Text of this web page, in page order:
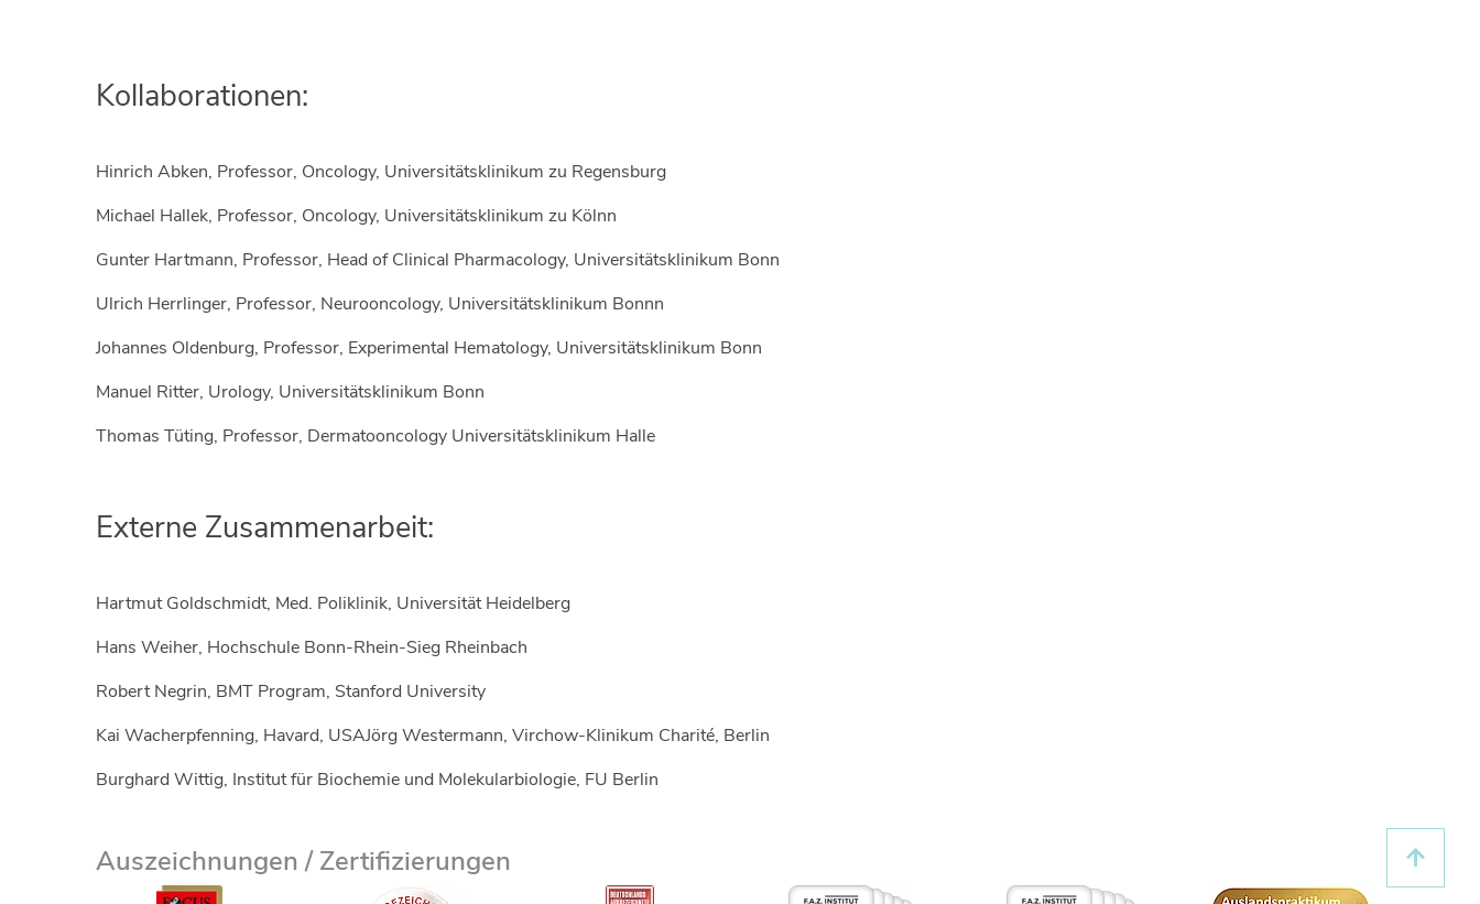
Kollaborationen:
Hinrich Abken, Professor, Oncology, Universitätsklinikum zu Regensburg
Michael Hallek, Professor, Oncology, Universitätsklinikum zu Kölnn
Gunter Hartmann, Professor, Head of Clinical Pharmacology, Universitätsklinikum Bonn
Ulrich Herrlinger, Professor, Neurooncology, Universitätsklinikum Bonnn
Johannes Oldenburg, Professor, Experimental Hematology, Universitätsklinikum Bonn
Manuel Ritter, Urology, Universitätsklinikum Bonn
Thomas Tüting, Professor, Dermatooncology Universitätsklinikum Halle
Externe Zusammenarbeit:
Hartmut Goldschmidt, Med. Poliklinik, Universität Heidelberg
Hans Weiher, Hochschule Bonn-Rhein-Sieg Rheinbach
Robert Negrin, BMT Program, Stanford University
Kai Wacherpfenning, Havard, USAJörg Westermann, Virchow-Klinikum Charité, Berlin
Burghard Wittig, Institut für Biochemie und Molekularbiologie, FU Berlin
Auszeichnungen / Zertifizierungen